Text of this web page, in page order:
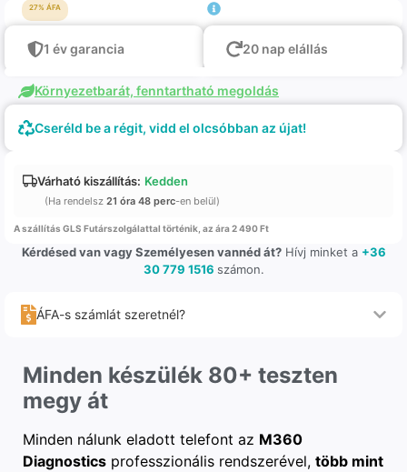
27% ÁFA
1 év garancia 20 nap elállás
Környezetbarát, fenntartható megoldás
Cseréld be a régit, vidd el olcsóbban az újat!
Várható kiszállítás: Kedden
(Ha rendelsz 21 óra 48 perc-en belül)
A szállítás GLS Futárszolgálattal történik, az ára 2 490 Ft
Kérdésed van vagy Személyesen vannéd át?Hívj minket a +36
30 779 1516 számon.
ÁFA-s számlát szeretnél?
Minden készülék 80+ teszten
megy át
Minden nálunk eladott telefont az M360
Diagnostics professzionális rendszerével, több mint